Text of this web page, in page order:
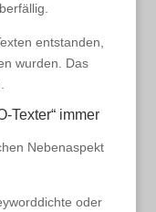
entstanden,
wurden. Das
Texter“ immer
Nebenaspekt
oder